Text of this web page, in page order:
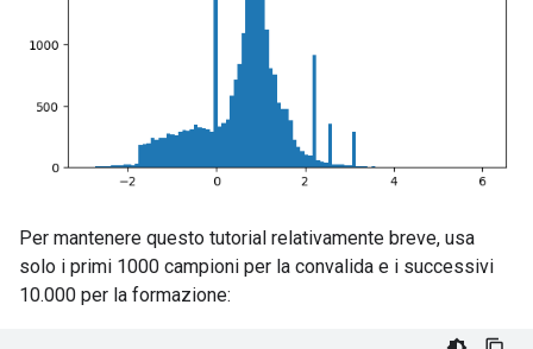
Per mantenere questo tutorial relativamente breve, usa
solo i primi 1000 campioni per la convalida e i successivi
10.000 per la formazione: